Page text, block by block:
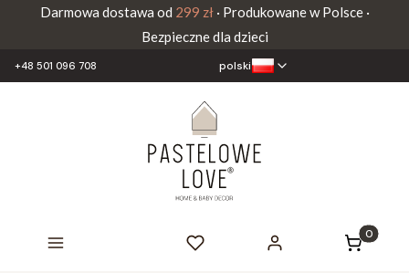
Darmowa dostawa od 299 zł· Produkowane w Polsce ·
Bezpieczne dla dzieci
+48 501 096 708 polski
Produkty